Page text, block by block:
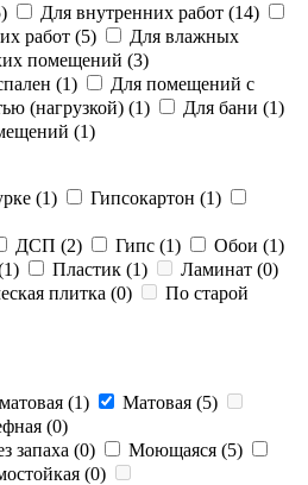
) Для внутренних работ (14)
работ (5)
Для влажных
помещений (3)
(1)
Для помещений с
(нагрузкой) (1) Для бани (1)
(1)
(1) Гипсокартон (1)
ДСП (2) Гипс (1) Обои (1)
1) Пластик (1) Ламинат (0)
плитка (0)
По старой
(1) Матовая (5)
(0)
запаха (0) Моющаяся (5)
(0)